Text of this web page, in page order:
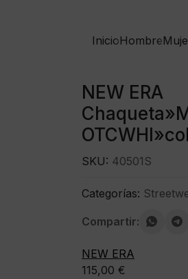
InicioHombre
NEW ERA
115,00 €
SKU: 40501S
Categorías:
Compartir:
NEW ERA